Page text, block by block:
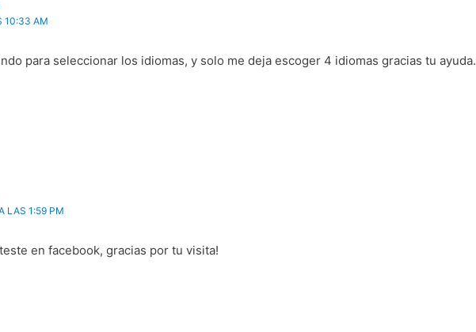
10:33 AM
para seleccionar los idiomas, y solo me deja escoger 4 idiomas gracias tu ayuda.
LAS 1:59 PM
en facebook, gracias por tu visita!